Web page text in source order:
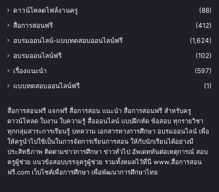
ดาวน์โหลดไฟล์งานครู
(88)
สื่อการสอนฟรี
(412)
อบรมออนไลน์-แบบทดสอบออนไลน์ฟรี
(1,624)
อบรมออนไลน์ฟรี
(102)
เรื่องแนะนำ
(597)
แบบทดสอบออนไลน์ฟรี
(1)
สื่อการสอนฟรี แจกฟรี สื่อการสอน แนะนำ สื่อการสอนฟรี สำหรับครู
ดาวน์โหลด ใบงาน ใบความรู้ สื่อออนไลน์ แบบฝึกหัด ข้อสอบ ทุกรายวิชา
ทุกกลุ่มสาระการเรียนรู้ บทความ เอกสารทางการศึกษา อบรมออนไลน์ เพื่อ
ให้ครูนำไปใช้เป็นในการจัดการเรียนการสอน ให้กับนักเรียนได้อย่างมี
ประสิทธิภาพ ติดตามข่าวการศึกษา ข่าวทั่วไป อัพเดททันต่อเหตุการณ์ สอบ
ครูผู้ช่วย แนวข้อสอบบรรจุครูผู้ช่วย รวมทั้งหมดไว้ที่นี่ www.สื่อการสอน
ฟรี.com เว็บไซต์เพื่อการศึกษา เพื่อพัฒนาการศึกษาไทย